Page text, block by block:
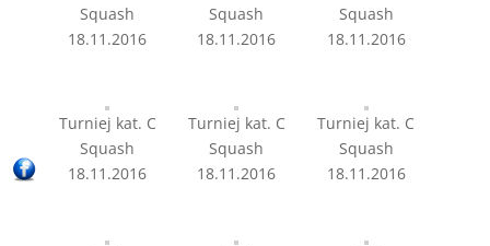
Squash
18.11.2016
Squash
18.11.2016
Squash
18.11.2016
Turniej kat. C
Squash
18.11.2016
Turniej kat. C
Squash
18.11.2016
Turniej kat. C
Squash
18.11.2016